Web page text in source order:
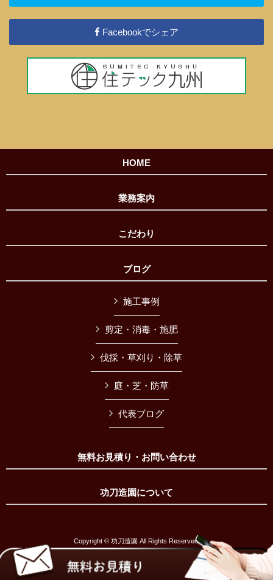
Facebookでシェア
HOME
業務案内
こだわり
ブログ
施工事例
剪定・消毒・施肥
伐採・草刈り・除草
庭・芝・防草
代表ブログ
無料お見積り・お問い合わせ
功刀造園について
Copyright © 功刀造園 All Rights Reserved.